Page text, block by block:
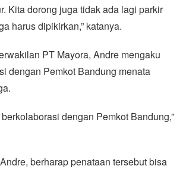
Kita dorong juga tidak ada lagi parkir
harus dipikirkan,” katanya.
PT Mayora, Andre mengaku
dengan Pemkot Bandung menata
dengan Pemkot Bandung,”
berharap penataan tersebut bisa